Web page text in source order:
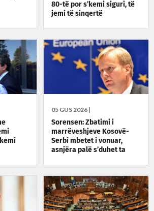
80-të por s’kemi siguri, të
jemi të sinqertë
05 GUS 2026 |
Sorensen: Zbatimi i
marrëveshjeve Kosovë-
Serbi mbetet i vonuar,
asnjëra palë s’duhet ta